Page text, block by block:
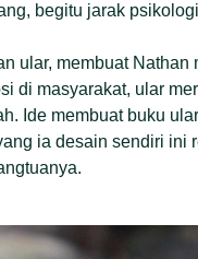
begitu jarak
ular, membuat
di masyarakat, ular
Ide membuat buku
ia desain sendiri ini